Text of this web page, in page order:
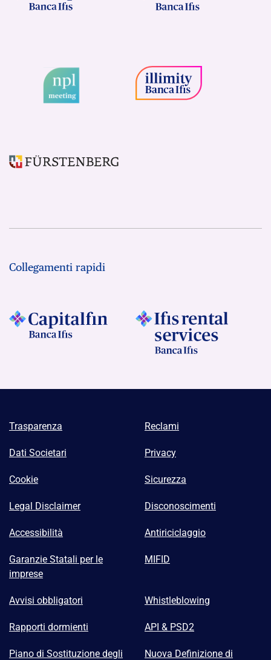
Collegamenti rapidi
Trasparenza Reclami
Dati Societari Privacy
Cookie Sicurezza
Legal Disclaimer Disconoscimenti
Accessibilità Antiriciclaggio
Garanzie Statali per le
imprese
MIFID
Avvisi obbligatori Whistleblowing
Rapporti dormienti API & PSD2
Piano di Sostituzione degli Nuova Definizione di